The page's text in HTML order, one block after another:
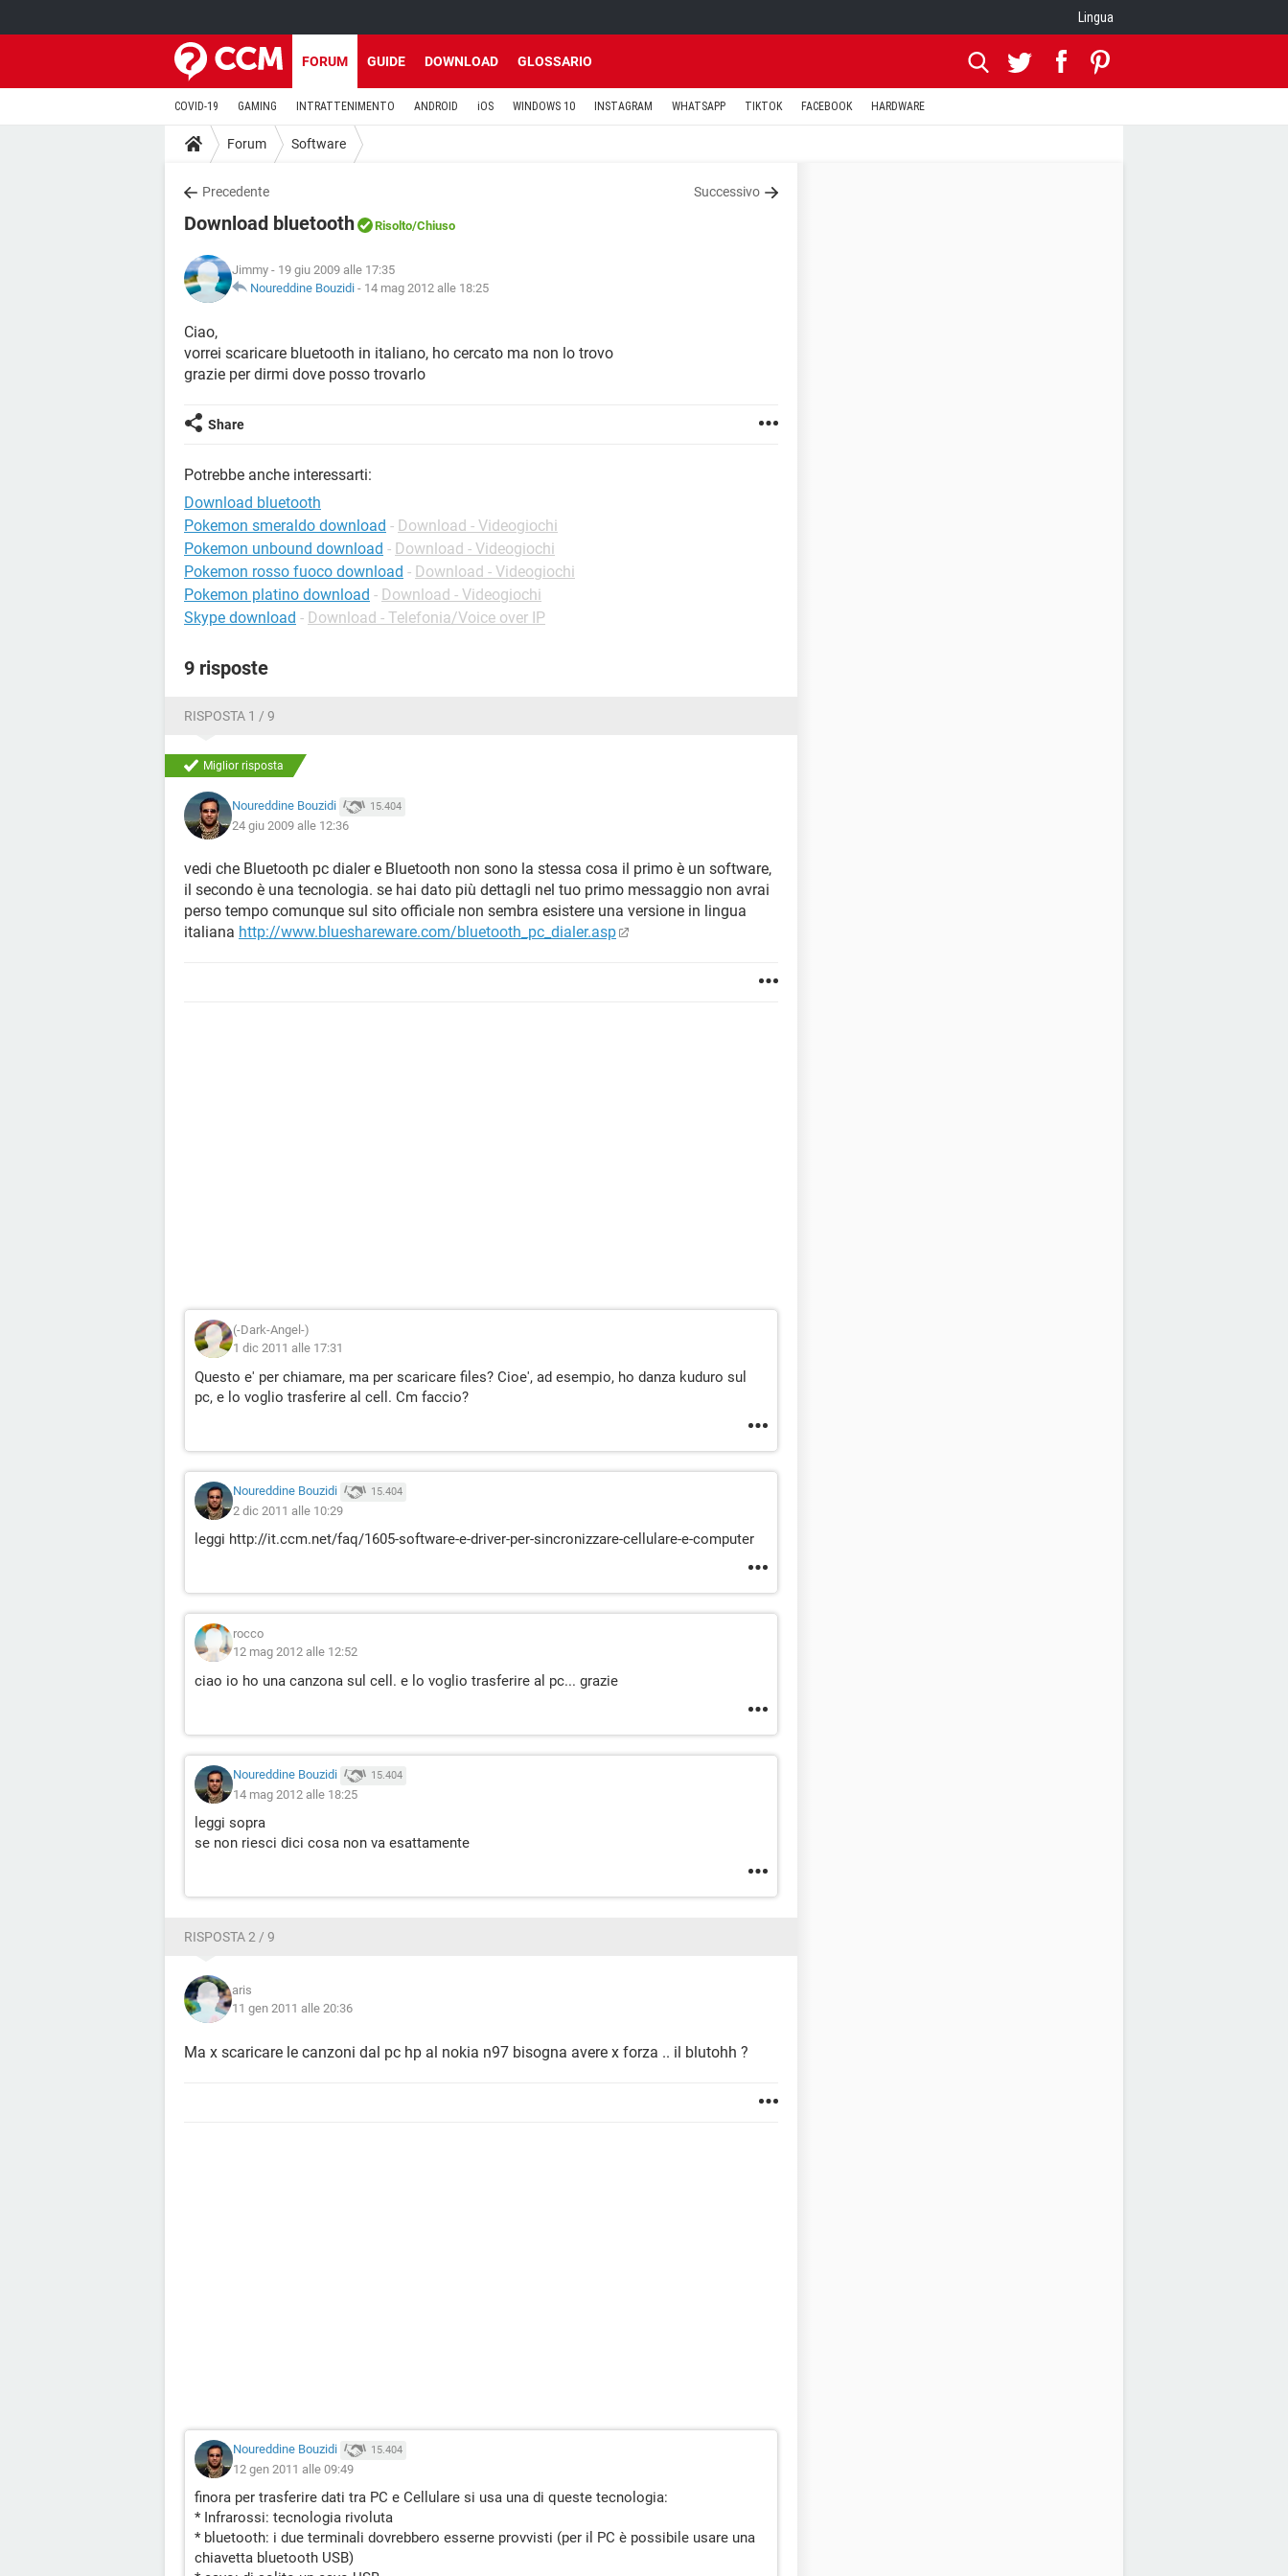
Lingua
FORUM GUIDE DOWNLOAD GLOSSARIO
COVID-19 GAMING INTRATTENIMENTO ANDROID iOS WINDOWS 10 INSTAGRAM WHATSAPP TIKTOK FACEBOOK HARDWARE
Forum Software
Precedente Successivo
Download bluetooth Risolto/Chiuso
Jimmy - 19 giu 2009 alle 17:35
Noureddine Bouzidi - 14 mag 2012 alle 18:25
Ciao,
vorrei scaricare bluetooth in italiano, ho cercato ma non lo trovo
grazie per dirmi dove posso trovarlo
Share
Potrebbe anche interessarti:
Download bluetooth
Pokemon smeraldo download - Download - Videogiochi
Pokemon unbound download - Download - Videogiochi
Pokemon rosso fuoco download - Download - Videogiochi
Pokemon platino download - Download - Videogiochi
Skype download - Download - Telefonia/Voice over IP
9 risposte
RISPOSTA 1 / 9
Miglior risposta
Noureddine Bouzidi 15.404
24 giu 2009 alle 12:36
vedi che Bluetooth pc dialer e Bluetooth non sono la stessa cosa il primo è un software,
il secondo è una tecnologia. se hai dato più dettagli nel tuo primo messaggio non avrai
perso tempo comunque sul sito officiale non sembra esistere una versione in lingua
italiana http://www.blueshareware.com/bluetooth_pc_dialer.asp
(-Dark-Angel-)
1 dic 2011 alle 17:31
Questo e' per chiamare, ma per scaricare files? Cioe', ad esempio, ho danza kuduro sul
pc, e lo voglio trasferire al cell. Cm faccio?
Noureddine Bouzidi 15.404
2 dic 2011 alle 10:29
leggi http://it.ccm.net/faq/1605-software-e-driver-per-sincronizzare-cellulare-e-computer
rocco
12 mag 2012 alle 12:52
ciao io ho una canzona sul cell. e lo voglio trasferire al pc... grazie
Noureddine Bouzidi 15.404
14 mag 2012 alle 18:25
leggi sopra
se non riesci dici cosa non va esattamente
RISPOSTA 2 / 9
aris
11 gen 2011 alle 20:36
Ma x scaricare le canzoni dal pc hp al nokia n97 bisogna avere x forza .. il blutohh ?
Noureddine Bouzidi 15.404
12 gen 2011 alle 09:49
finora per trasferire dati tra PC e Cellulare si usa una di queste tecnologia:
* Infrarossi: tecnologia rivoluta
* bluetooth: i due terminali dovrebbero esserne provvisti (per il PC è possibile usare una
chiavetta bluetooth USB)